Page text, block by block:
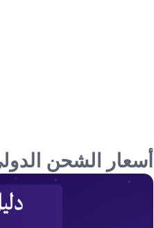
أسعار الشحن